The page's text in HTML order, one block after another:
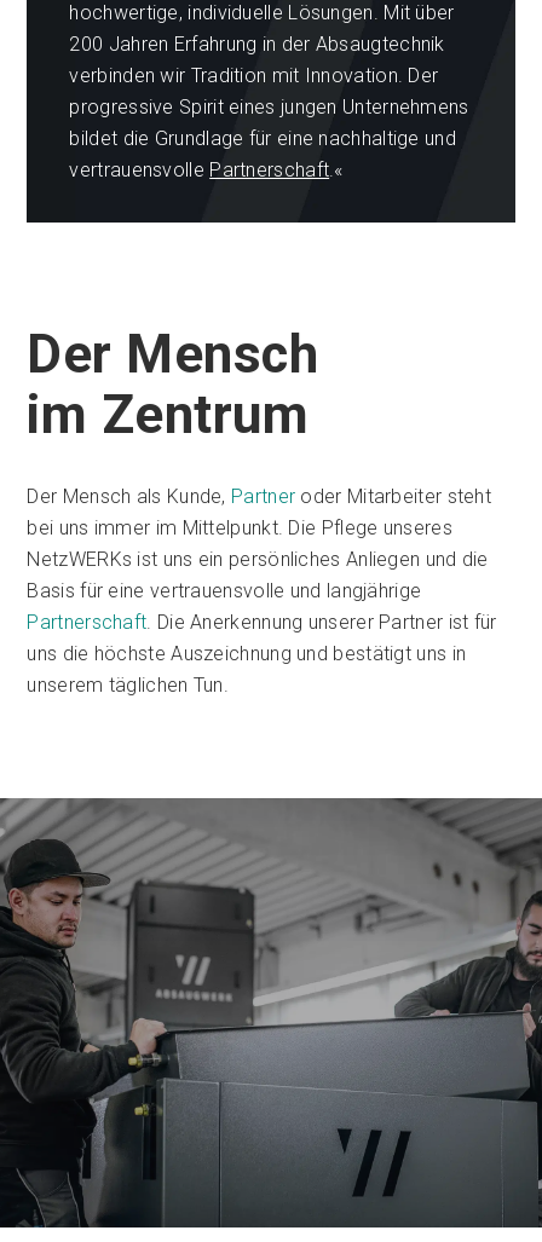
hochwertige, individuelle Lösungen. Mit über
200 Jahren Erfahrung in der Absaugtechnik
verbinden wir Tradition mit Innovation. Der
progressive Spirit eines jungen Unternehmens
bildet die Grundlage für eine nachhaltige und
vertrauensvolle Partnerschaft.«
Der Mensch
im Zentrum
Der Mensch als Kunde, Partner oder Mitarbeiter steht
bei uns immer im Mittelpunkt. Die Pflege unseres
NetzWERKs ist uns ein persönliches Anliegen und die
Basis für eine vertrauensvolle und langjährige
Partnerschaft. Die Anerkennung unserer Partner ist für
uns die höchste Auszeichnung und bestätigt uns in
unserem täglichen Tun.